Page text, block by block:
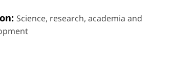
Science, research, academia and